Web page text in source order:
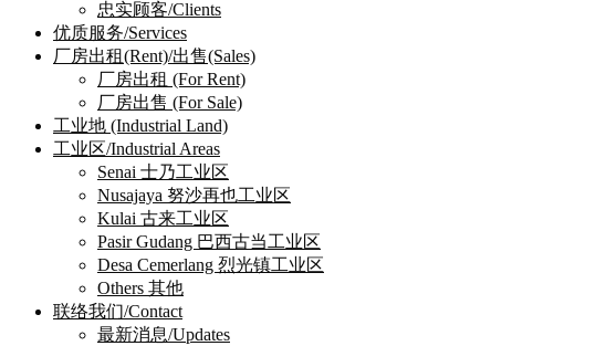
忠实顾客/Clients
优质服务/Services
厂房出租(Rent)/出售(Sales)
厂房出租 (For Rent)
厂房出售 (For Sale)
工业地 (Industrial Land)
工业区/Industrial Areas
Senai 士乃工业区
Nusajaya 努沙再也工业区
Kulai 古来工业区
Pasir Gudang 巴西古当工业区
Desa Cemerlang 烈光镇工业区
Others 其他
联络我们/Contact
最新消息/Updates